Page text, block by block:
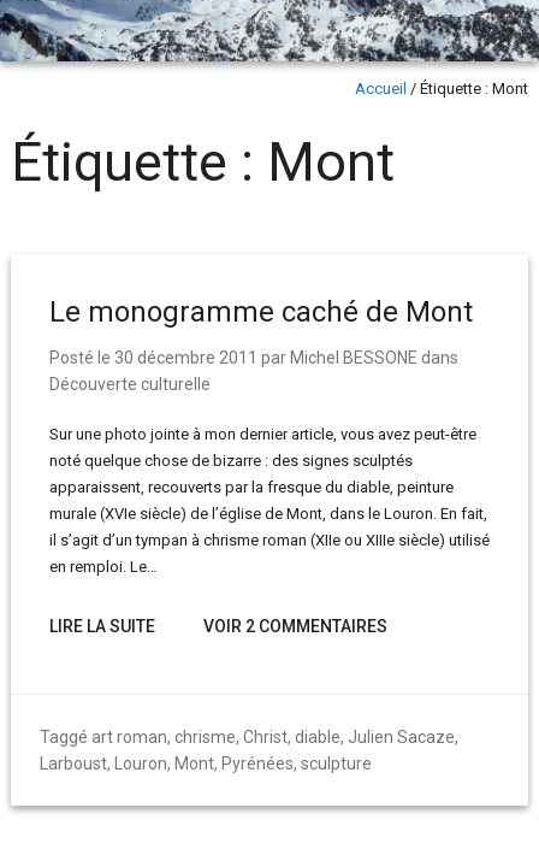
Accueil /Étiquette :Mont
Étiquette : Mont
Le monogramme caché de Mont
Posté le 30 décembre 2011 par Michel BESSONE dans
Découverte culturelle
Sur une photo jointe à mon dernier article, vous avez peut-être
noté quelque chose de bizarre : des signes sculptés
apparaissent, recouverts par la fresque du diable, peinture
murale (XVIe siècle) de l’église de Mont, dans le Louron. En fait,
il s’agit d’un tympan à chrisme roman (XIIe ou XIIIe siècle) utilisé
en remploi. Le…
LIRE LA SUITE VOIR 2 COMMENTAIRES
Taggé art roman, chrisme, Christ, diable, Julien Sacaze,
Larboust, Louron, Mont, Pyrénées, sculpture